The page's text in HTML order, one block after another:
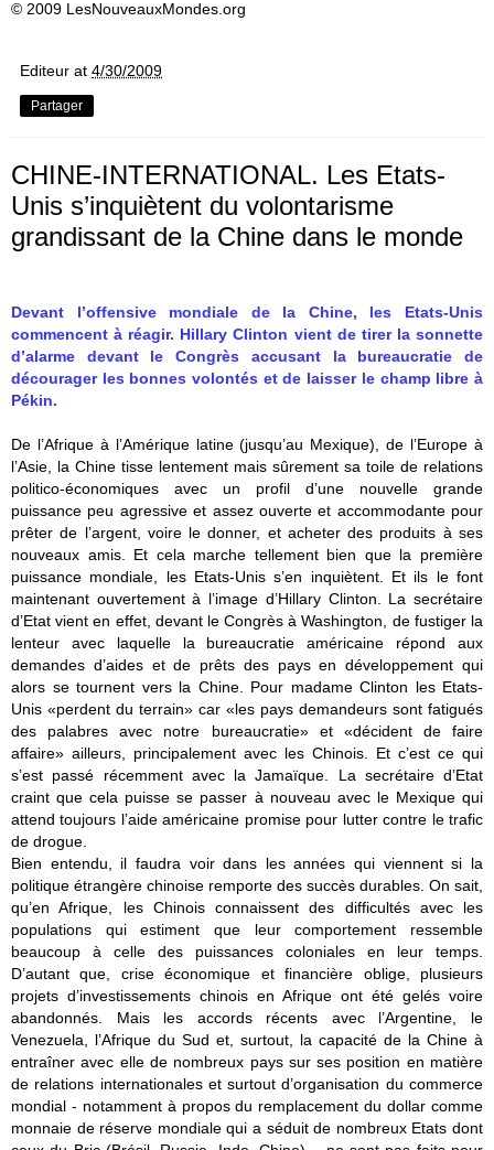
© 2009 LesNouveauxMondes.org
Editeur at 4/30/2009
Partager
CHINE-INTERNATIONAL. Les Etats-
Unis s’inquiètent du volontarisme
grandissant de la Chine dans le monde
Devant l’offensive mondiale de la Chine, les Etats-Unis
commencent à réagir. Hillary Clinton vient de tirer la sonnette
d’alarme devant le Congrès accusant la bureaucratie de
décourager les bonnes volontés et de laisser le champ libre à
Pékin.
De l’Afrique à l’Amérique latine (jusqu’au Mexique), de l’Europe à
l’Asie, la Chine tisse lentement mais sûrement sa toile de relations
politico-économiques avec un profil d’une nouvelle grande
puissance peu agressive et assez ouverte et accommodante pour
prêter de l’argent, voire le donner, et acheter des produits à ses
nouveaux amis. Et cela marche tellement bien que la première
puissance mondiale, les Etats-Unis s’en inquiètent. Et ils le font
maintenant ouvertement à l’image d’Hillary Clinton. La secrétaire
d’Etat vient en effet, devant le Congrès à Washington, de fustiger la
lenteur avec laquelle la bureaucratie américaine répond aux
demandes d’aides et de prêts des pays en développement qui
alors se tournent vers la Chine. Pour madame Clinton les Etats-
Unis «perdent du terrain» car «les pays demandeurs sont fatigués
des palabres avec notre bureaucratie» et «décident de faire
affaire» ailleurs, principalement avec les Chinois. Et c’est ce qui
s’est passé récemment avec la Jamaïque. La secrétaire d’Etat
craint que cela puisse se passer à nouveau avec le Mexique qui
attend toujours l’aide américaine promise pour lutter contre le trafic
de drogue.
Bien entendu, il faudra voir dans les années qui viennent si la
politique étrangère chinoise remporte des succès durables. On sait,
qu’en Afrique, les Chinois connaissent des difficultés avec les
populations qui estiment que leur comportement ressemble
beaucoup à celle des puissances coloniales en leur temps.
D’autant que, crise économique et financière oblige, plusieurs
projets d’investissements chinois en Afrique ont été gelés voire
abandonnés. Mais les accords récents avec l’Argentine, le
Venezuela, l’Afrique du Sud et, surtout, la capacité de la Chine à
entraîner avec elle de nombreux pays sur ses position en matière
de relations internationales et surtout d’organisation du commerce
mondial - notamment à propos du remplacement du dollar comme
monnaie de réserve mondiale qui a séduit de nombreux Etats dont